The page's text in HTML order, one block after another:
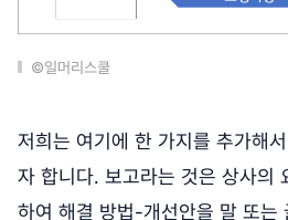
©일머리스쿨
저희는 여기에 한 가지를 추가해
자 합니다. 보고라는 것은 상사의
하여 해결 방법-개선안을 말 또는